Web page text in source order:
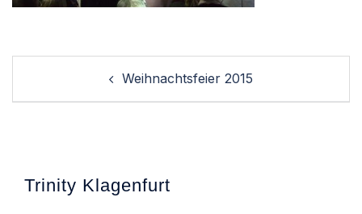
Weihnachtsfeier 2015
Trinity Klagenfurt